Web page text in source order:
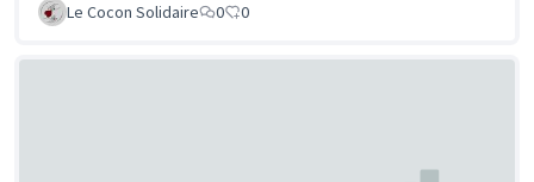
Le Cocon Solidaire 0 0